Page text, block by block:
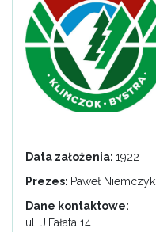
Data założenia: 1922
Prezes: Paweł Niemczyk
Dane kontaktowe:
ul. J.Fałata 14